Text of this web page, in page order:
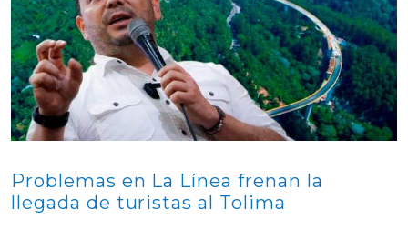
Problemas en La Línea frenan la
llegada de turistas al Tolima